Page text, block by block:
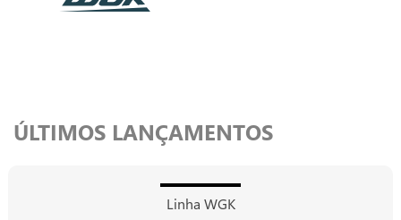
ÚLTIMOS LANÇAMENTOS
Linha WGK